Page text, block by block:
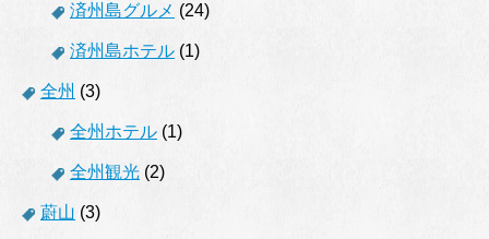
済州島グルメ (24)
済州島ホテル (1)
全州 (3)
全州ホテル (1)
全州観光 (2)
蔚山 (3)